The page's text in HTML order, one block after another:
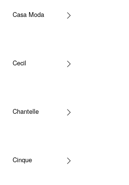
Casa Moda
Cecil
Chantelle
Cinque